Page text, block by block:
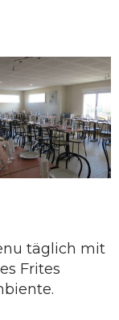
täglich mit
Frites